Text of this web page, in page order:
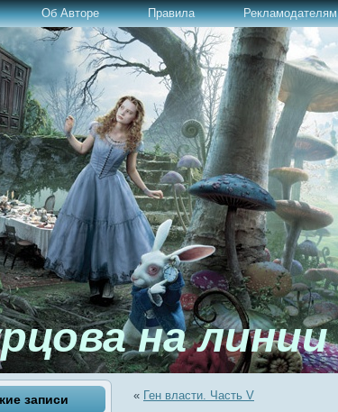
Об Авторе Правила Рекламодателям
на линии
записи « Ген власти. Часть V